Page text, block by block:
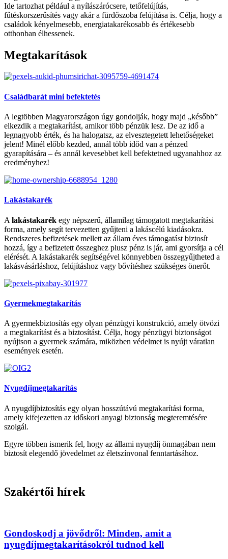
Ide tartozhat például a nyílászárócsere, tetőfelújítás,
fűtéskorszerűsítés vagy akár a fürdőszoba felújítása is. Célja, hogy a
családok kényelmesebb, energiatakarékosabb és értékesebb
otthonban élhessenek.
Megtakarítások
Családbarát mini befektetés
A legtöbben Magyarországon úgy gondolják, hogy majd „később”
elkezdik a megtakarítást, amikor több pénzük lesz. De az idő a
legnagyobb érték, és ha halogatsz, az elvesztegetett lehetőségeket
jelent! Minél előbb kezded, annál több időd van a pénzed
gyarapítására – és annál kevesebbet kell befektetned ugyanahhoz az
eredményhez!
Lakástakarék
A lakástakarék egy népszerű, államilag támogatott megtakarítási
forma, amely segít tervezetten gyűjteni a lakáscélú kiadásokra.
Rendszeres befizetések mellett az állam éves támogatást biztosít
hozzá, így a befizetett összeghez plusz pénz is jár, ami gyorsítja a cél
elérését. A lakástakarék segítségével könnyebben összegyűjtheted a
lakásvásárláshoz, felújításhoz vagy bővítéshez szükséges önerőt.
Gyermekmegtakarítás
A gyermekbiztosítás egy olyan pénzügyi konstrukció, amely ötvözi
a megtakarítást és a biztosítást. Célja, hogy pénzügyi biztonságot
nyújtson a gyermek számára, miközben védelmet is nyújt váratlan
események esetén.
Nyugdíjmegtakarítás
A nyugdíjbiztosítás egy olyan hosszútávú megtakarítási forma,
amely kifejezetten az időskori anyagi biztonság megteremtésére
szolgál.
Egyre többen ismerik fel, hogy az állami nyugdíj önmagában nem
biztosít elegendő jövedelmet az életszínvonal fenntartásához.
Szakértői hírek
Gondoskodj a jövődről: Minden, amit a
nyugdíjmegtakarításokról tudnod kell